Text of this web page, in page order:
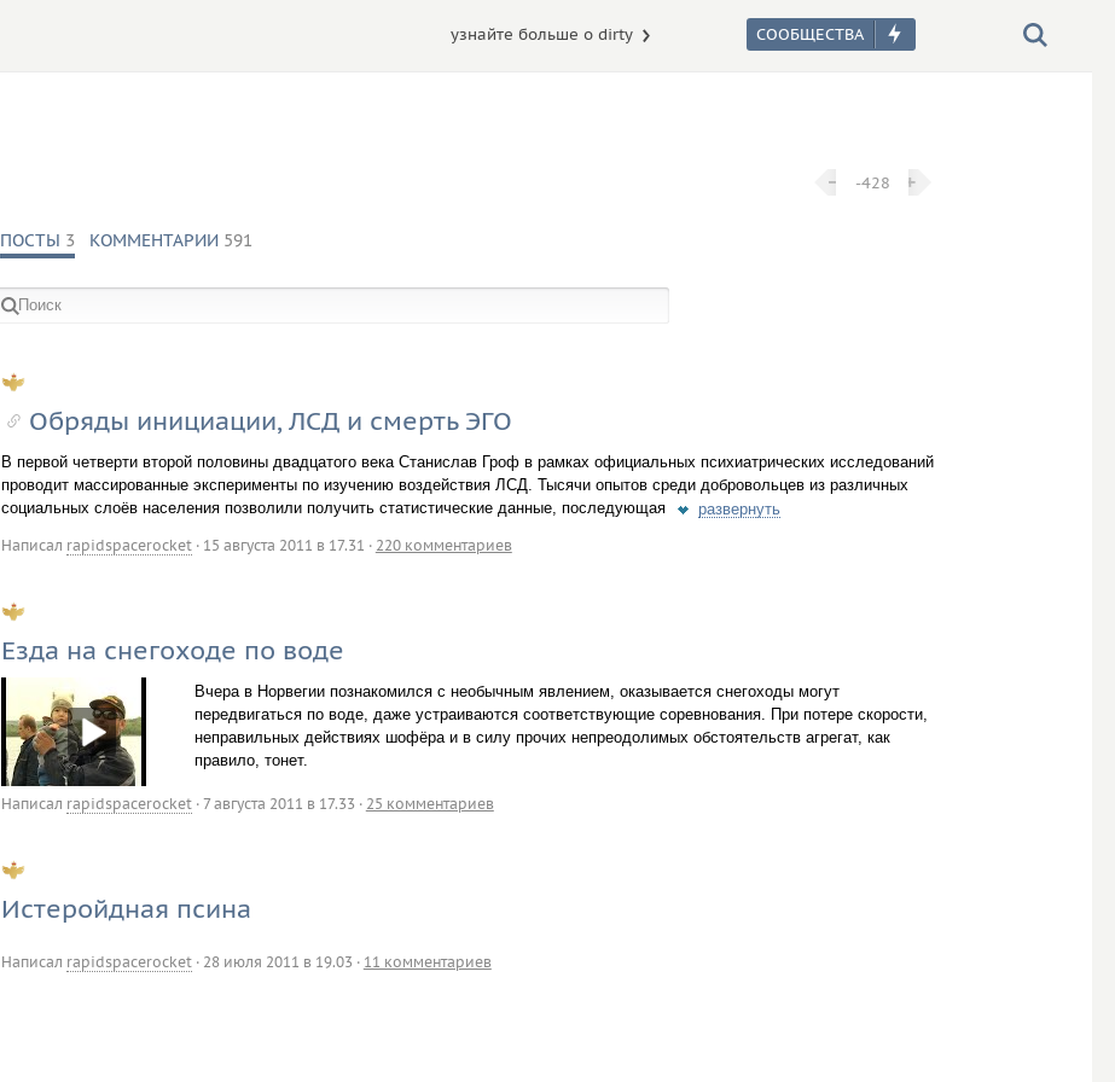
узнайте больше о dirty
− -428 +
ПОСТЫ 3 КОММЕНТАРИИ 591
Обряды инициации, ЛСД и смерть ЭГО
В первой четверти второй половины двадцатого века Станислав Гроф в рамках официальных психиатрических исследований
проводит массированные эксперименты по изучению воздействия ЛСД. Тысячи опытов среди добровольцев из различных
социальных слоёв населения позволили получить статистические данные, последующая
развернуть
Написал rapidspacerocket· 15 августа 2011 в 17.31 · 220 комментариев
Езда на снегоходе по воде
Вчера в Норвегии познакомился с необычным явлением, оказывается снегоходы могут
передвигаться по воде, даже устраиваются соответствующие соревнования. При потере скорости,
неправильных действиях шофёра и в силу прочих непреодолимых обстоятельств агрегат, как
правило, тонет.
Написал rapidspacerocket· 7 августа 2011 в 17.33 · 25 комментариев
Истеройдная псина
Написал rapidspacerocket· 28 июля 2011 в 19.03 · 11 комментариев